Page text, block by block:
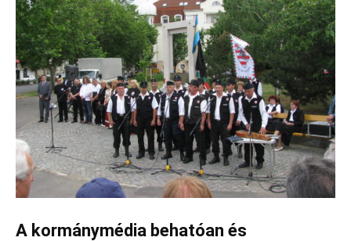
A kormánymédia behatóan és